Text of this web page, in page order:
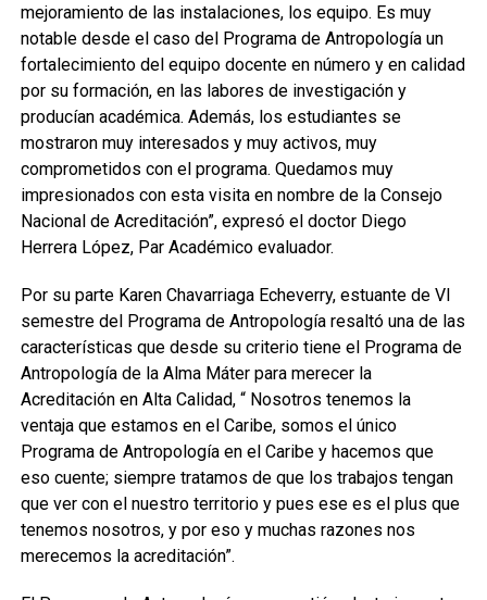
mejoramiento de las instalaciones, los equipo. Es muy
notable desde el caso del Programa de Antropología un
fortalecimiento del equipo docente en número y en calidad
por su formación, en las labores de investigación y
producían académica. Además, los estudiantes se
mostraron muy interesados y muy activos, muy
comprometidos con el programa. Quedamos muy
impresionados con esta visita en nombre de la Consejo
Nacional de Acreditación”, expresó el doctor Diego
Herrera López, Par Académico evaluador.
Por su parte Karen Chavarriaga Echeverry, estuante de VI
semestre del Programa de Antropología resaltó una de las
características que desde su criterio tiene el Programa de
Antropología de la Alma Máter para merecer la
Acreditación en Alta Calidad, “ Nosotros tenemos la
ventaja que estamos en el Caribe, somos el único
Programa de Antropología en el Caribe y hacemos que
eso cuente; siempre tratamos de que los trabajos tengan
que ver con el nuestro territorio y pues ese es el plus que
tenemos nosotros, y por eso y muchas razones nos
merecemos la acreditación”.